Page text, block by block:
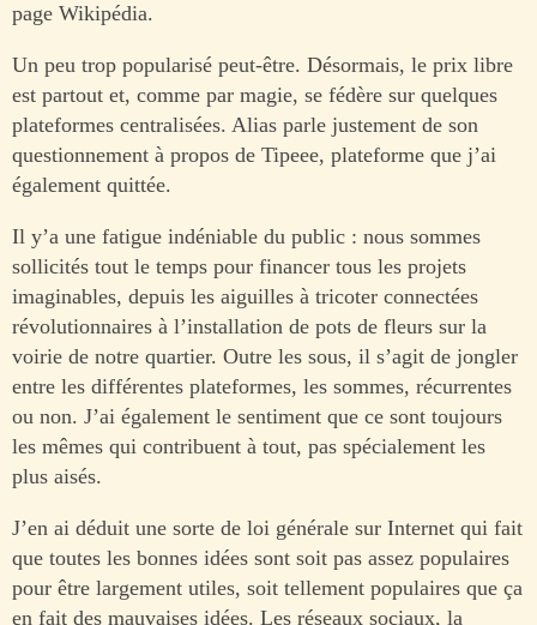
page Wikipédia.
Un peu trop popularisé peut-être. Désormais, le prix libre
est partout et, comme par magie, se fédère sur quelques
plateformes centralisées. Alias parle justement de son
questionnement à propos de Tipeee, plateforme que j’ai
également quittée.
Il y’a une fatigue indéniable du public : nous sommes
sollicités tout le temps pour financer tous les projets
imaginables, depuis les aiguilles à tricoter connectées
révolutionnaires à l’installation de pots de fleurs sur la
voirie de notre quartier. Outre les sous, il s’agit de jongler
entre les différentes plateformes, les sommes, récurrentes
ou non. J’ai également le sentiment que ce sont toujours
les mêmes qui contribuent à tout, pas spécialement les
plus aisés.
J’en ai déduit une sorte de loi générale sur Internet qui fait
que toutes les bonnes idées sont soit pas assez populaires
pour être largement utiles, soit tellement populaires que ça
en fait des mauvaises idées. Les réseaux sociaux, la